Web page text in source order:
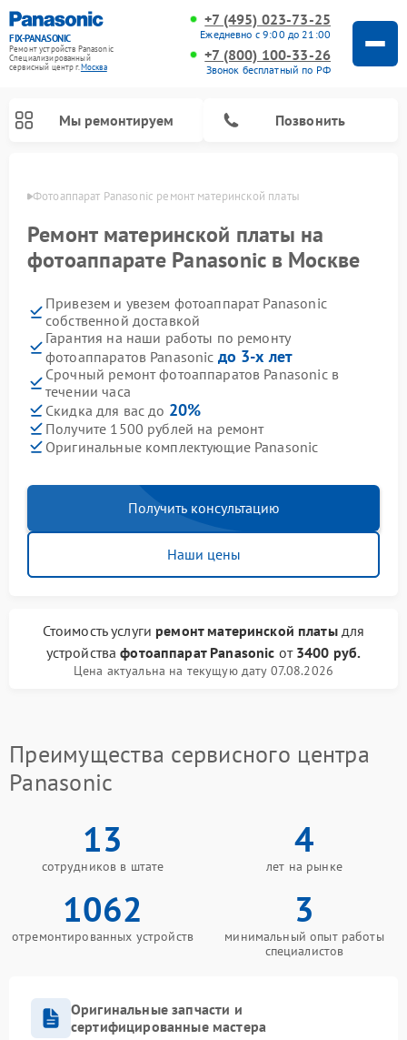
FIX-PANASONIC
Ремонт устройств Panasonic
Специализированный
cервисный центр г.Москва
+7 (495) 023-73-25
Ежедневно с 9:00 до 21:00
+7 (800) 100-33-26
Звонок бесплатный по РФ
Мы ремонтируем Позвонить
Фотоаппарат Panasonic ремонт материнской платы
Ремонт материнской платы на
фотоаппарате Panasonic в Москве
Привезем и увезем фотоаппарат Panasonic
собственной доставкой
Гарантия на наши работы по ремонту
фотоаппаратов Panasonic до 3-х лет
Срочный ремонт фотоаппаратов Panasonic в
течении часа
Скидка для вас до 20%
Получите 1500 рублей на ремонт
Оригинальные комплектующие Panasonic
Получить консультацию
Наши цены
Стоимость услуги ремонт материнской платыдля
устройствафотоаппарат Panasonic от 3400 руб.
Цена актуальна на текущую дату 07.08.2026
Преимущества сервисного центра
Panasonic
13
сотрудников в штате
4
лет на рынке
1062
отремонтированных устройств
3
минимальный опыт работы
специалистов
Оригинальные запчасти и
сертифицированные мастера